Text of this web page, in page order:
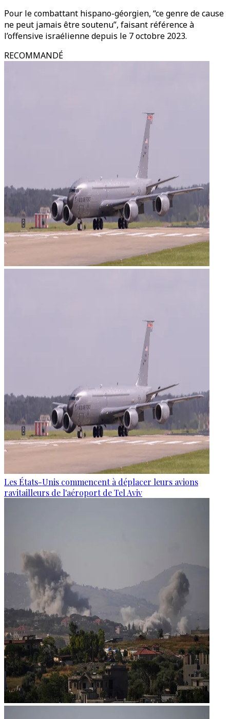
Pour le combattant hispano-géorgien, “ce genre de cause
ne peut jamais être soutenu”, faisant référence à
l’offensive israélienne depuis le 7 octobre 2023.
RECOMMANDÉ
Les États-Unis commencent à déplacer leurs avions
ravitailleurs de l'aéroport de Tel Aviv